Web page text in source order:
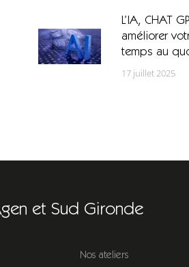
L’IA, CHAT
améliorer
temps au
17 juillet 2025
et Sud Gironde
Nos ateliers